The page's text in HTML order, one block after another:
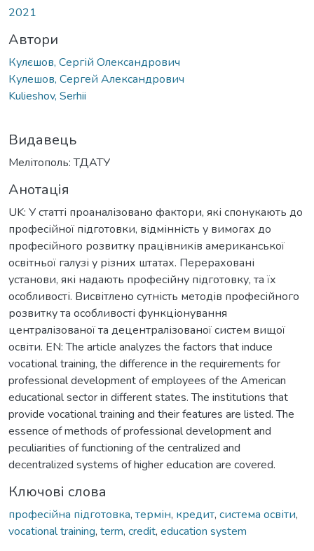
2021
Автори
Кулєшов, Сергій Олександрович
Кулешов, Сергей Александрович
Kulieshov, Serhii
Видавець
Мелітополь: ТДАТУ
Анотація
UK: У статті проаналізовано фактори, які спонукають до
професійної підготовки, відмінність у вимогах до
професійного розвитку працівників американської
освітньої галузі у різних штатах. Перераховані
установи, які надають професійну підготовку, та їх
особливості. Висвітлено сутність методів професійного
розвитку та особливості функціонування
централізованої та децентралізованої систем вищої
освіти. EN: The article analyzes the factors that induce
vocational training, the difference in the requirements for
professional development of employees of the American
educational sector in different states. The institutions that
provide vocational training and their features are listed. The
essence of methods of professional development and
peculiarities of functioning of the centralized and
decentralized systems of higher education are covered.
Ключові слова
професійна підготовка, термін, кредит, система освіти,
vocational training, term, credit, education system